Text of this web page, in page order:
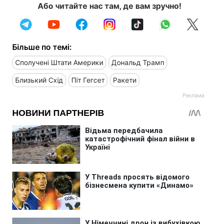
Або читайте нас там, де вам зручно!
Більше по темі:
Сполучені Штати Америки Дональд Трамп
Близький Схід Піт Гегсет Ракети